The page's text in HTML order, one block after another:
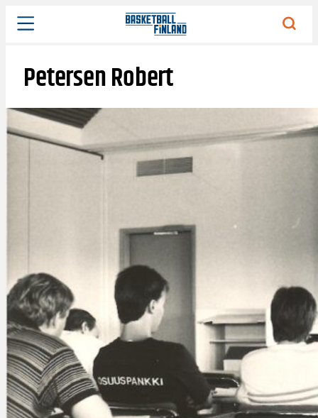
Siirry
sisältöön
Petersen Robert